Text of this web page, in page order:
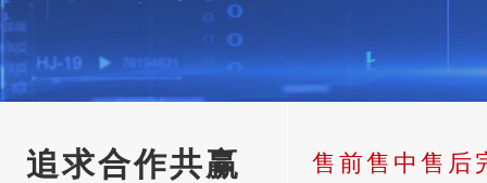
追求合作共赢 售前售中售后